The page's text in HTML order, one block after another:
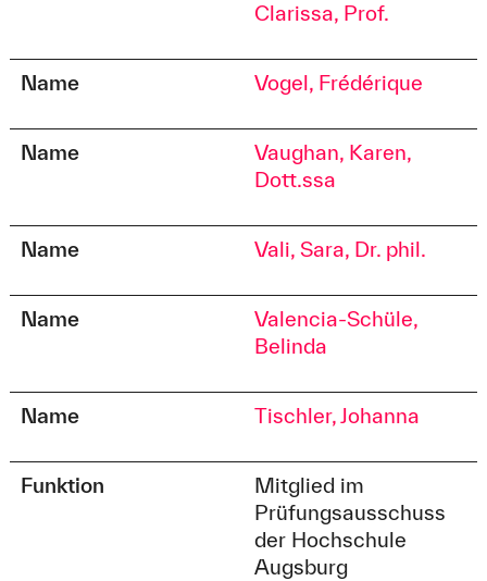
Clarissa, Prof.
Name Vogel, Frédérique
Name
Vaughan, Karen,
Dott.ssa
Name Vali, Sara, Dr. phil.
Name
Valencia-Schüle,
Belinda
Name Tischler, Johanna
Funktion
Mitglied im
Prüfungsausschuss
der Hochschule
Augsburg